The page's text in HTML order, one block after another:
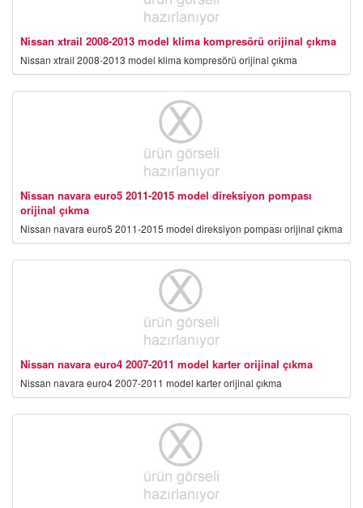
Nissan xtrail 2008-2013 model klima kompresörü orijinal çıkma
Nissan xtrail 2008-2013 model klima kompresörü orijinal çıkma
Nissan navara euro5 2011-2015 model direksiyon pompası
orijinal çıkma
Nissan navara euro5 2011-2015 model direksiyon pompası orijinal çıkma
Nissan navara euro4 2007-2011 model karter orijinal çıkma
Nissan navara euro4 2007-2011 model karter orijinal çıkma